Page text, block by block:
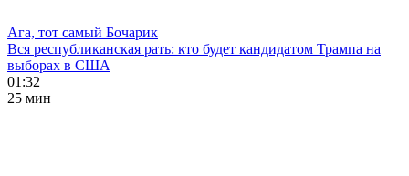
Ага, тот самый Бочарик
Вся республиканская рать: кто будет кандидатом Трампа на
выборах в США
01:32
25 мин